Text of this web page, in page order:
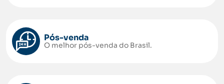
Pós-venda
O melhor pós-venda do Brasil.